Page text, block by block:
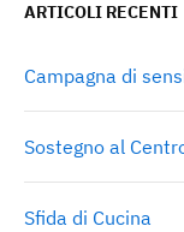
ARTICOLI RECENTI
Campagna di
Sostegno al
Sfida di Cucina